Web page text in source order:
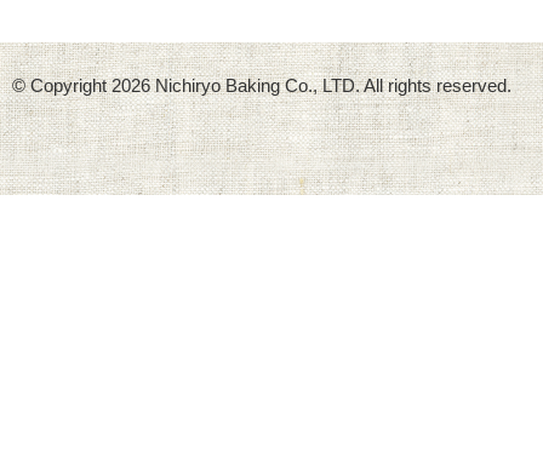
© Copyright2026 Nichiryo Baking Co., LTD. All rights reserved.